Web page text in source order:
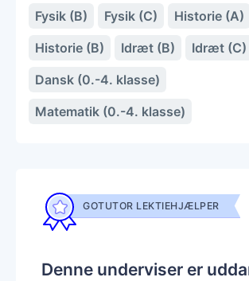
Fysik (B)
Fysik (C)
Historie (A)
Historie (B)
Idræt (B)
Idræt (C)
Dansk (0.-4. klasse)
Matematik (0.-4. klasse)
GOTUTOR LEKTIEHJÆLPER
Denne underviser er